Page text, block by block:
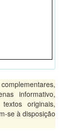
informativo,
originais,
se à disposição